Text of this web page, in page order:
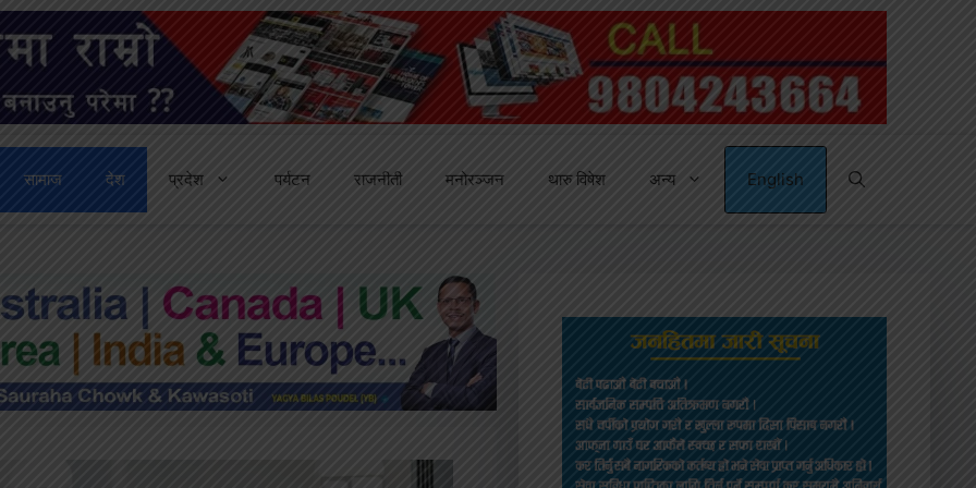
सामाज देश प्रदेश पर्यटन राजनीती मनोरञ्जन थारु विषेश अन्य English